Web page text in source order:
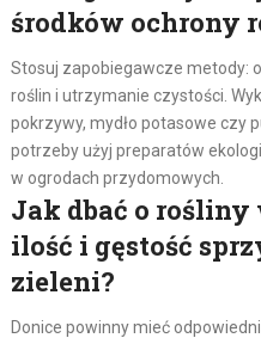
środków ochrony
Stosuj zapobiegawcze metody:
roślin i utrzymanie czystości.
pokrzywy, mydło potasowe czy
potrzeby użyj preparatów
w ogrodach przydomowych.
Jak dbać o
ilość i gęstość
zieleni?
Donice powinny mieć